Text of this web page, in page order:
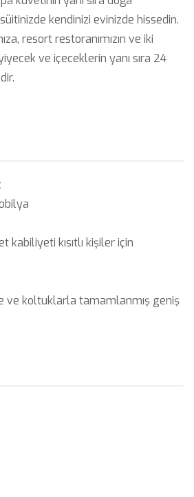
kendinizi evinizde hissedin.
resort restoranımızın ve iki
ve içeceklerin yanı sıra 24
kabiliyeti kısıtlı kişiler için
ve koltuklarla tamamlanmış geniş